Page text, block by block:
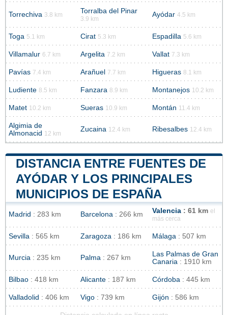
Torrechiva 3.8 km Torralba del Pinar
3.9 km
Ayódar 4.5 km
Toga 5.1 km Cirat 5.3 km Espadilla 5.6 km
Villamalur 6.7 km Argelita 7.2 km Vallat 7.3 km
Pavías 7.4 km Arañuel 7.7 km Higueras 8.1 km
Ludiente 8.5 km Fanzara 8.9 km Montanejos 10.2 km
Matet 10.2 km Sueras 10.9 km Montán 11.4 km
Algimia de
Almonacid 12 km
Zucaina 12.4 km Ribesalbes 12.4 km
DISTANCIA ENTRE FUENTES DE
AYÓDAR Y LOS PRINCIPALES
MUNICIPIOS DE ESPAÑA
Madrid : 283 km Barcelona : 266 km Valencia : 61 km el
más cerca
Sevilla : 565 km Zaragoza : 186 km Málaga : 507 km
Murcia : 235 km Palma : 267 km
Las Palmas de Gran
Canaria : 1910 km
Bilbao : 418 km Alicante : 187 km Córdoba : 445 km
Valladolid : 406 km Vigo : 739 km Gijón : 586 km